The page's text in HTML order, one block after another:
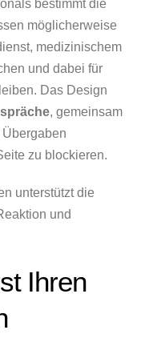
bestimmt die
möglicherweise
medizinischem
und dabei für
Das Design
, gemeinsam
zu blockieren.
unterstützt die
und
Ihren